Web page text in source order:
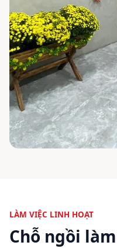
LÀM VIỆC LINH HOẠT
Chỗ ngồi